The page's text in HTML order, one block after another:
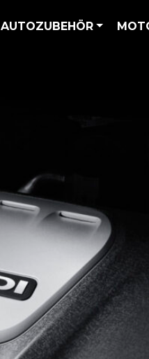
AUTOZUBEHÖR